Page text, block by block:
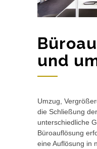
und
Umzug,
die Schließung
unterschiedliche
Büroauflösung
eine Auflösung in